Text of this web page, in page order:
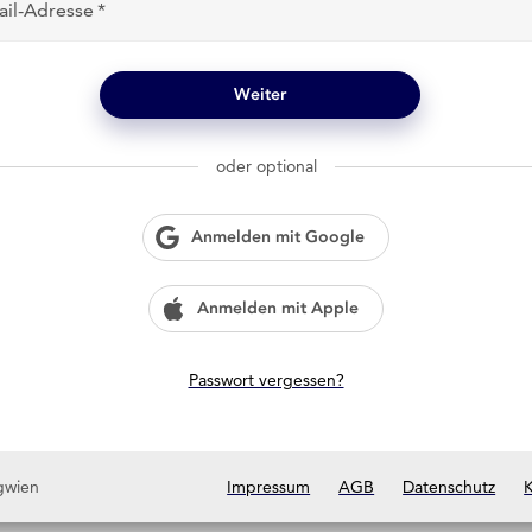
Adresse
Weiter
oder optional
Anmelden mit Google
Anmelden mit Apple
Passwort vergessen?
Impressum AGB Datenschutz